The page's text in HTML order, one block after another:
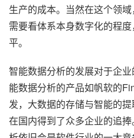
生产的成本。当然在这个领
需要看体系本身数字化的程
平。
智能数据分析的发展对于企
能数据分析的产品如帆软的
发，大数据的存储与智能的
在国内得到了众多企业的追